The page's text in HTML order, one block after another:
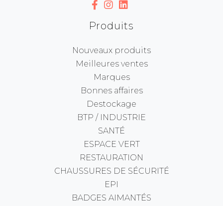
Produits
Nouveaux produits
Meilleures ventes
Marques
Bonnes affaires
Destockage
BTP / INDUSTRIE
SANTÉ
ESPACE VERT
RESTAURATION
CHAUSSURES DE SÉCURITÉ
EPI
BADGES AIMANTÉS